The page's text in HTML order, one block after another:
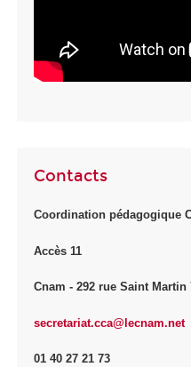
Contacts
Coordination pédagogique
Accès 11
Cnam - 292 rue Saint Martin
secretariat.cca@lecnam.net
01 40 27 21 73